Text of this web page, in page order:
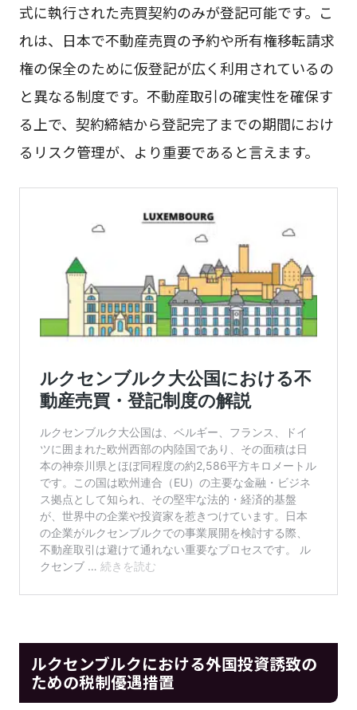
式に執行された売買契約のみが登記可能です。こ
れは、日本で不動産売買の予約や所有権移転請求
権の保全のために仮登記が広く利用されているの
と異なる制度です。不動産取引の確実性を確保す
る上で、契約締結から登記完了までの期間におけ
るリスク管理が、より重要であると言えます。
ルクセンブルクにおける外国投資誘致の
ための税制優遇措置